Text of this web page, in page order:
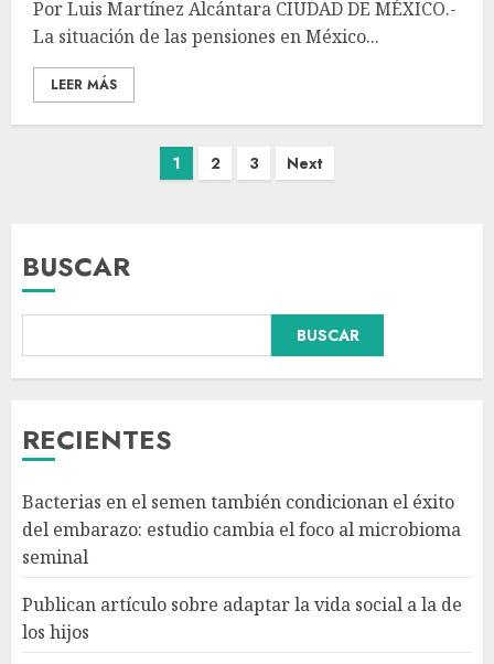
Por Luis Martínez Alcántara CIUDAD DE MÉXICO.-
La situación de las pensiones en México...
LEER MÁS
1 2 3 Next
BUSCAR
BUSCAR
RECIENTES
Bacterias en el semen también condicionan el éxito
del embarazo: estudio cambia el foco al microbioma
seminal
Publican artículo sobre adaptar la vida social a la de
los hijos
3
Dos demandas contra Bad
4
¿Sería posible saber si un
ingenio artificial tiene
AGOSTO 6, 2026